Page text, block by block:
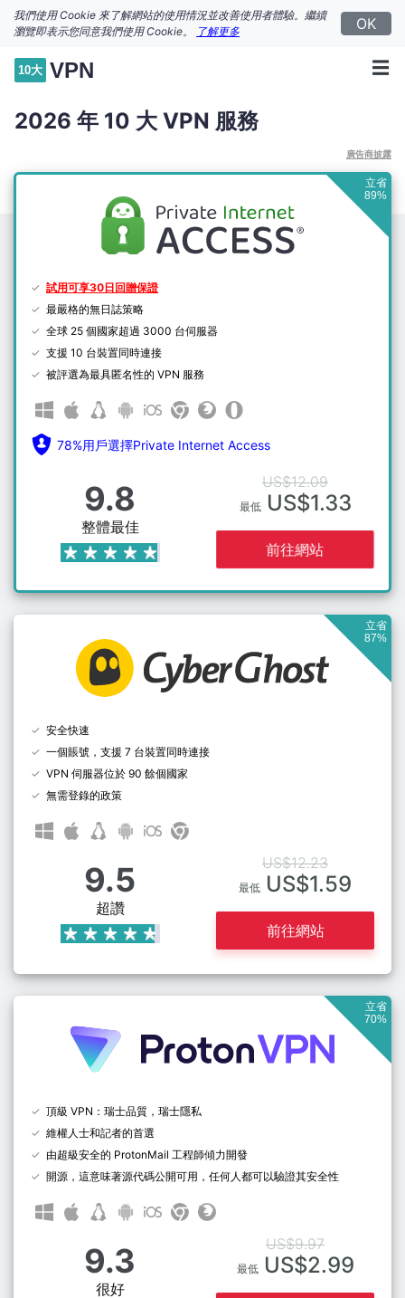
我們使用 Cookie 來了解網站的使用情況並改善使用者體驗。繼續
瀏覽即表示您同意我們使用 Cookie。
了解更多 OK
10大 VPN ☰
2026 年 10 大 VPN 服務
廣告商披露
立省
89%
試用可享30日回贈保證
最嚴格的無日誌策略
全球 25 個國家超過 3000 台伺服器
支援 10 台裝置同時連接
被評選為最具匿名性的 VPN 服務
78%用戶選擇Private Internet Access
9.8
整體最佳
US$12.09
最低US$1.33
前往網站
立省
87%
安全快速
一個賬號，支援 7 台裝置同時連接
VPN 伺服器位於 90 餘個國家
無需登錄的政策
9.5
超讚
US$12.23
最低 US$1.59
前往網站
立省
70%
頂級 VPN：瑞士品質，瑞士隱私
維權人士和記者的首選
由超級安全的 ProtonMail 工程師傾力開發
開源，這意味著源代碼公開可用，任何人都可以驗證其安全性
9.3
很好
US$9.97
最低US$2.99